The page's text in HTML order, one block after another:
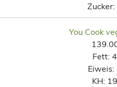
Zucker:
You Cook
Fett:
Eiweis:
KH: